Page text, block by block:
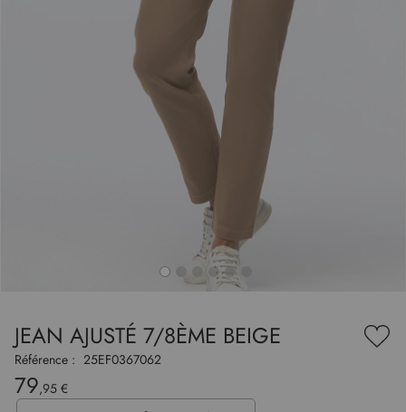
JEAN AJUSTÉ 7/8ÈME BEIGE
à
Référence : 25EF0367062
79,95 €